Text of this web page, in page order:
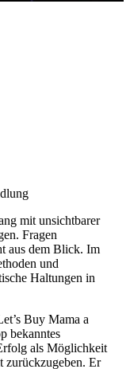
mit unsichtbarer
Fragen
aus dem Blick. Im
und
Haltungen in
Buy Mama a
bekanntes
als Möglichkeit
zurückzugeben. Er